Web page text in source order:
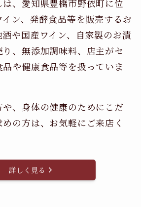
、愛知県豊橋市野依町に位
ン、発酵食品等を販売するお
や国産ワイン、自家製のお漬
、無添加調味料、店主がセ
や健康食品等を扱っていま
、身体の健康のためにこだ
の方は、お気軽にご来店く
詳しく見る